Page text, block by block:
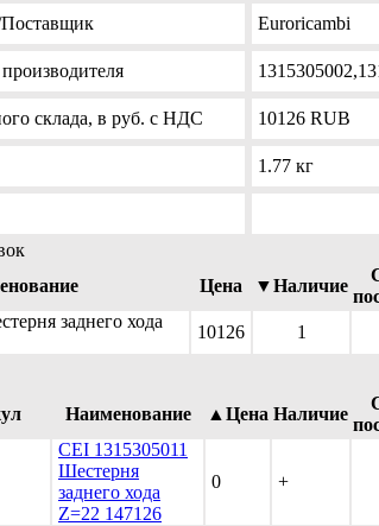
Euroricambi
производителя
склада, в руб. с НДС 10126 RUB
1.77 кг
Цена ▼Наличие
заднего хода
10126 1
Наименование ▲Цена Наличие
CEI 1315305011
Шестерня
заднего хода
Z=22 147126
0 +